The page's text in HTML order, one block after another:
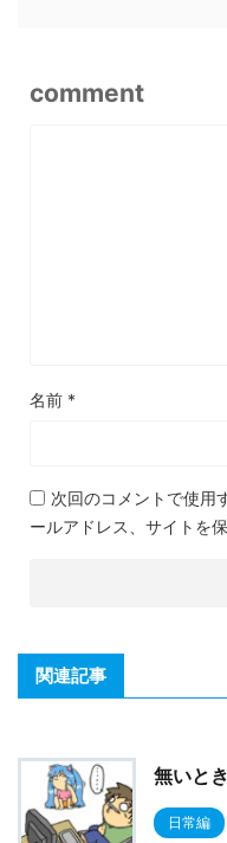
comment
名前 *
次回のコメントで使用
ールアドレス、サイトを保
関連記事
無いと
日常編